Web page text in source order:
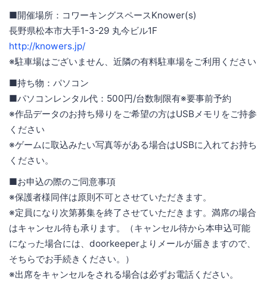
■開催場所：コワーキングスペースKnower(s)
長野県松本市大手1-3-29 丸今ビル1F
http://knowers.jp/
※駐車場はございません、近隣の有料駐車場をご利用ください
■持ち物：パソコン
■パソコンレンタル代：500円/台数制限有※要事前予約
※作品データのお持ち帰りをご希望の方はUSBメモリをご持参
ください
※ゲームに取込みたい写真等がある場合はUSBに入れてお持ち
ください。
■お申込の際のご同意事項
※保護者様同伴は原則不可とさせていただきます。
※定員になり次第募集を終了させていただきます。満席の場合
はキャンセル待も承ります。（キャンセル待から本申込可能
になった場合には、doorkeeperよりメールが届きますので、
そちらでお手続きください。）
※出席をキャンセルをされる場合は必ずお電話ください。